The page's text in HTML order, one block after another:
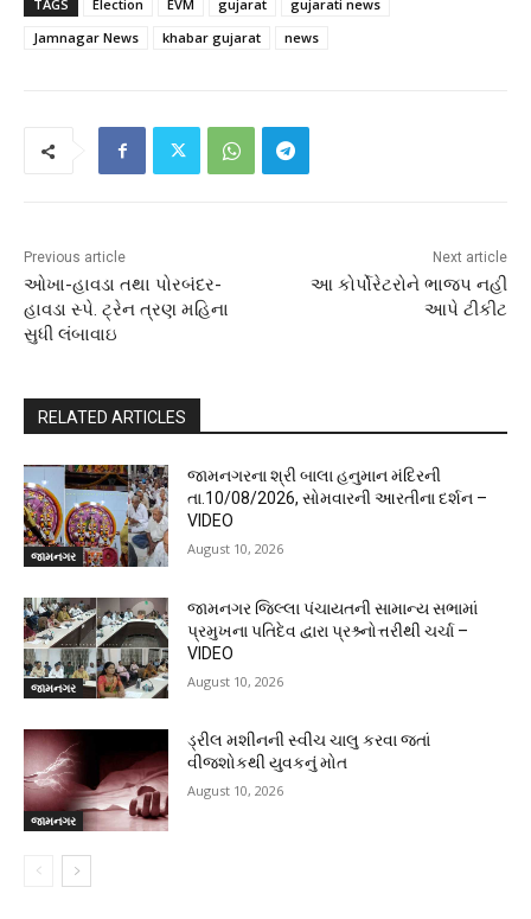
TAGS Election EVM gujarat
gujarati news
Jamnagar News
khabar gujarat news
Previous article
ઓખા-હાવડા તથા પોરબંદર-
હાવડા સ્પે. ટ્રેન ત્રણ મહિના
સુધી લંબાવાઇ
Next article
આ કોર્પોરેટરોને ભાજપ નહી
આપે ટીકીટ
RELATED ARTICLES
જામનગર
જામનગરના શ્રી બાલા હનુમાન મંદિરની
તા.10/08/2026, સોમવારની આરતીના દર્શન –
VIDEO
August 10, 2026
જામનગર
જામનગર જિલ્લા પંચાયતની સામાન્ય સભામાં
પ્રમુખના પતિદેવ દ્વારા પ્રશ્ર્નોત્તરીથી ચર્ચા –
VIDEO
August 10, 2026
જામનગર
ડ્રીલ મશીનની સ્વીચ ચાલુ કરવા જતાં
વીજશોકથી યુવકનું મોત
August 10, 2026